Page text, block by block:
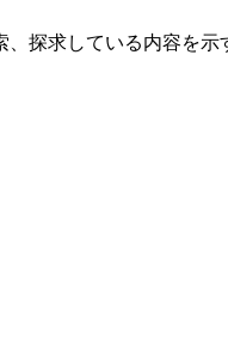
探求している内容を